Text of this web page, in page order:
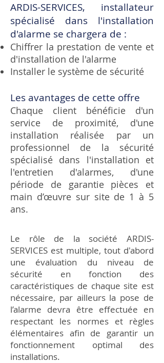
​​ARDIS-SERVICES, installateur
spécialisé dans l'installation
d'alarme se chargera de :
Chiffrer la prestation de vente et
d'installation de l'alarme
Installer le système de sécurité
Les avantages de cette offre
Chaque client bénéficie d'un
service de proximité, d'une
installation réalisée par un
professionnel de la sécurité
spécialisé dans l'installation et
l'entretien d'alarmes, d'une
période de garantie pièces et
main d’œuvre sur site de 1 à 5
ans.
Le rôle de la société ARDIS-
SERVICES est multiple, tout d'abord
une évaluation du niveau de
sécurité en fonction des
caractéristiques de chaque site est
nécessaire, par ailleurs la pose de
l’alarme devra être effectuée en
respectant les normes et règles
élémentaires afin de garantir un
fonctionnement optimal des
installations.